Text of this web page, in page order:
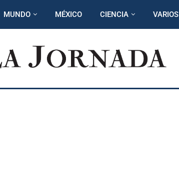
MUNDO MÉXICO CIENCIA VARIOS